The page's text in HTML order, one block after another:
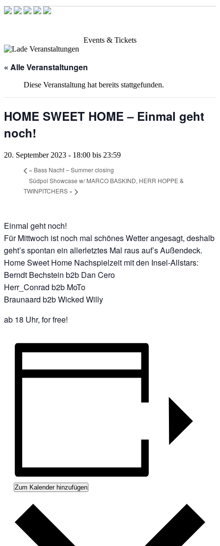
Events & Tickets
« Alle Veranstaltungen
Diese Veranstaltung hat bereits stattgefunden.
HOME SWEET HOME – Einmal geht
noch!
20. September 2023 - 18:00 bis 23:59
« Bass Nacht – Summer closing
Südpol Showcase w/ MARCO BASKIND, HERR HOPPE &
TWINPITCHERS »
Einmal geht noch!
Für Mittwoch ist noch mal schönes Wetter angesagt, deshalb
geht’s spontan ein allerletztes Mal raus auf’s Außendeck.
Home Sweet Home Nachspielzeit mit den Insel-Allstars:
Berndt Bechstein b2b Dan Cero
Herr_Conrad b2b MoTo
Braunaard b2b Wicked Willy
ab 18 Uhr, for free!
Zum Kalender hinzufügen